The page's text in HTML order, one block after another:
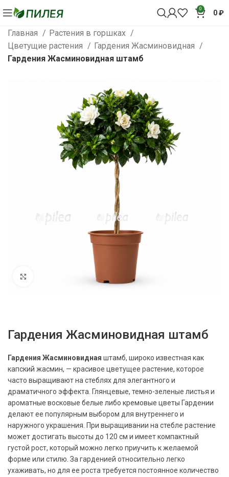
0 0₽
Главная
Растения в горшках
Цветущие растения
Гардения Жасминовидная
Гардения Жасминовидная штамб
Нажмите, чтобы увеличить
Гардения Жасминовидная штамб
Гардения Жасминовидная штамб, широко известная как
капский жасмин, — красивое цветущее растение, которое
часто выращивают на стеблях для элегантного и
драматичного эффекта. Глянцевые, темно-зеленые листья и
ароматные восковые белые либо кремовые цветы Гардении
делают ее популярным выбором для внутреннего и
наружного украшения. При выращивании на стебле растение
может достигать высоты до 120 см и имеет компактный
густой рост, который можно легко приучить к желаемой
форме или стилю. За гарденией относительно легко
ухаживать, но для ее роста требуется постоянное количество